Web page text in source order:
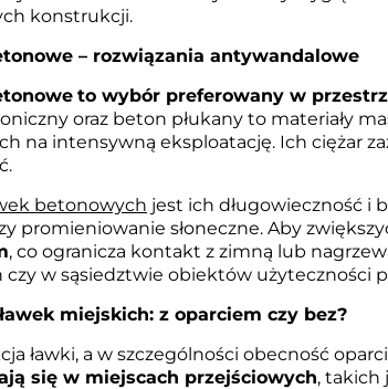
konstrukcji.
– rozwiązania antywandalowe
to wybór preferowany w
oraz beton płukany to materiały
na intensywną eksploatację. Ich ciężar
betonowych jest ich długowieczność i
promieniowanie słoneczne. Aby
, co ogranicza kontakt z zimną lub
czy w sąsiedztwie obiektów użyteczności
miejskich: z oparciem czy bez?
ławki, a w szczególności obecność
się w miejscach przejściowych, takich